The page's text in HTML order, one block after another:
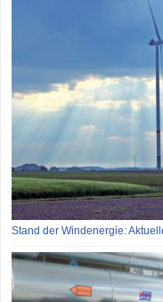
Stand der Windenergie: